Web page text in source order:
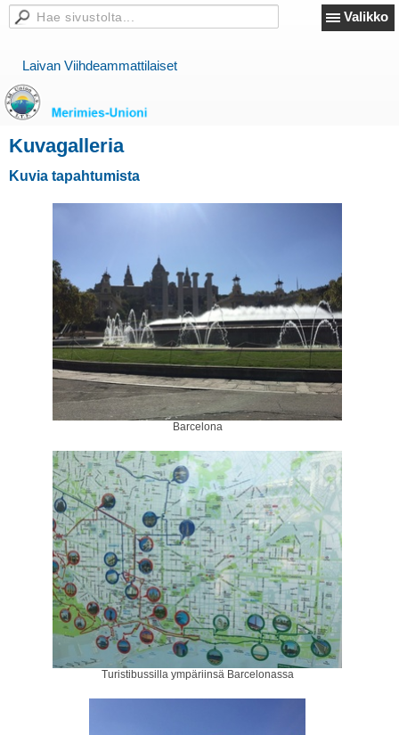
Valikko
Laivan Viihdeammattilaiset
Kuvagalleria
Kuvia tapahtumista
Barcelona
Turistibussilla ympäriinsä Barcelonassa